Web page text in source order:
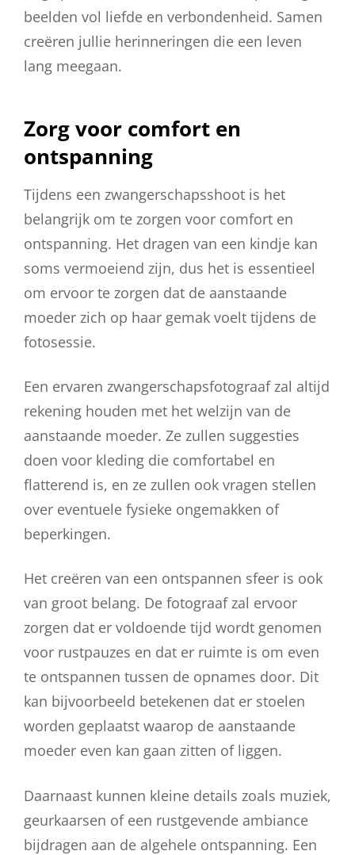
beelden vol liefde en verbondenheid. Samen
creëren jullie herinneringen die een leven
lang meegaan.
Zorg voor comfort en
ontspanning
Tijdens een zwangerschapsshoot is het
belangrijk om te zorgen voor comfort en
ontspanning. Het dragen van een kindje kan
soms vermoeiend zijn, dus het is essentieel
om ervoor te zorgen dat de aanstaande
moeder zich op haar gemak voelt tijdens de
fotosessie.
Een ervaren zwangerschapsfotograaf zal altijd
rekening houden met het welzijn van de
aanstaande moeder. Ze zullen suggesties
doen voor kleding die comfortabel en
flatterend is, en ze zullen ook vragen stellen
over eventuele fysieke ongemakken of
beperkingen.
Het creëren van een ontspannen sfeer is ook
van groot belang. De fotograaf zal ervoor
zorgen dat er voldoende tijd wordt genomen
voor rustpauzes en dat er ruimte is om even
te ontspannen tussen de opnames door. Dit
kan bijvoorbeeld betekenen dat er stoelen
worden geplaatst waarop de aanstaande
moeder even kan gaan zitten of liggen.
Daarnaast kunnen kleine details zoals muziek,
geurkaarsen of een rustgevende ambiance
bijdragen aan de algehele ontspanning. Een